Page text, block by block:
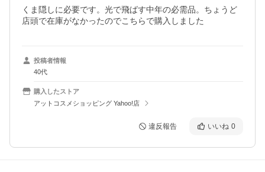
くま隠しに必要です。光で飛ばす中年の必需品。ちょうど
店頭で在庫がなかったのでこちらで購入しました
投稿者情報
40代
購入したストア
アットコスメショッピング Yahoo!店
違反報告 いいね 0